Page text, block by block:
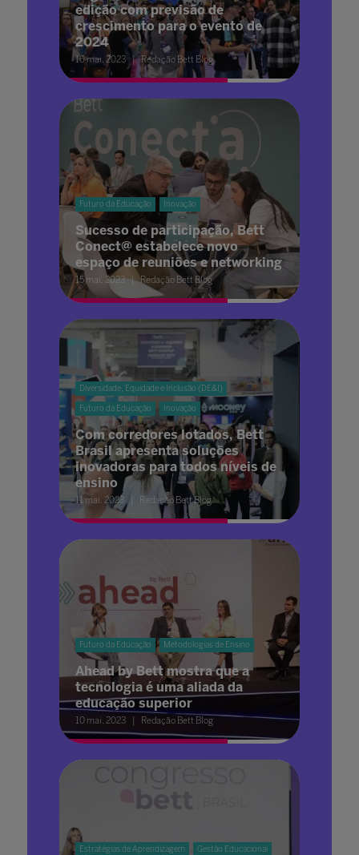
edição com previsão de
crescimento para o evento de
2024
16 mai. 2023 Redação Bett Blog
Futuro da Educação Inovação
Sucesso de participação, Bett
Conect@ estabelece novo
espaço de reuniões e networking
15 mai. 2023 Redação Bett Blog
Diversidade, Equidade e Inclusão (DE&I)
Futuro da Educação Inovação
Com corredores lotados, Bett
Brasil apresenta soluções
inovadoras para todos níveis de
ensino
11 mai. 2023 Redação Bett Blog
Futuro da Educação Metodologias de Ensino
Ahead by Bett mostra que a
tecnologia é uma aliada da
educação superior
10 mai. 2023 Redação Bett Blog
Estratégias de Aprendizagem Gestão Educacional